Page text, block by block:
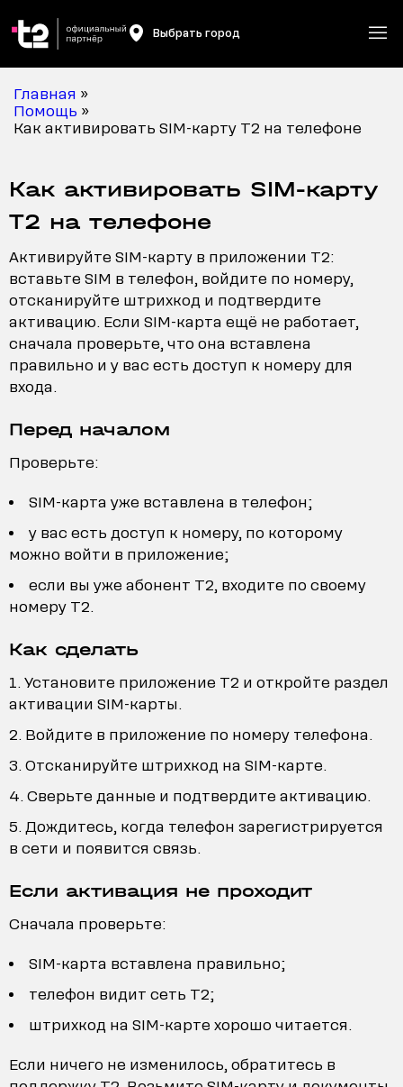
Выбрать город
Главная »
Помощь »
Как активировать SIM-карту T2 на телефоне
Как активировать SIM-карту
T2 на телефоне
Активируйте SIM-карту в приложении T2:
вставьте SIM в телефон, войдите по номеру,
отсканируйте штрихкод и подтвердите
активацию. Если SIM-карта ещё не работает,
сначала проверьте, что она вставлена
правильно и у вас есть доступ к номеру для
входа.
Перед началом
Проверьте:
SIM-карта уже вставлена в телефон;
у вас есть доступ к номеру, по которому
можно войти в приложение;
если вы уже абонент T2, входите по своему
номеру T2.
Как сделать
Установите приложение T2 и откройте раздел
активации SIM-карты.
Войдите в приложение по номеру телефона.
Отсканируйте штрихкод на SIM-карте.
Сверьте данные и подтвердите активацию.
Дождитесь, когда телефон зарегистрируется
в сети и появится связь.
Если активация не проходит
Сначала проверьте:
SIM-карта вставлена правильно;
телефон видит сеть T2;
штрихкод на SIM-карте хорошо читается.
Если ничего не изменилось, обратитесь в